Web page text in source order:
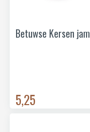
Betuwse Kersen jam
5,25